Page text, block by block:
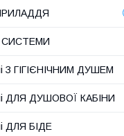
СИСТЕМИ
З ГІГІЄНІЧНИМ ДУШЕМ
ДЛЯ ДУШОВОЇ КАБІНИ
ДЛЯ БІДЕ